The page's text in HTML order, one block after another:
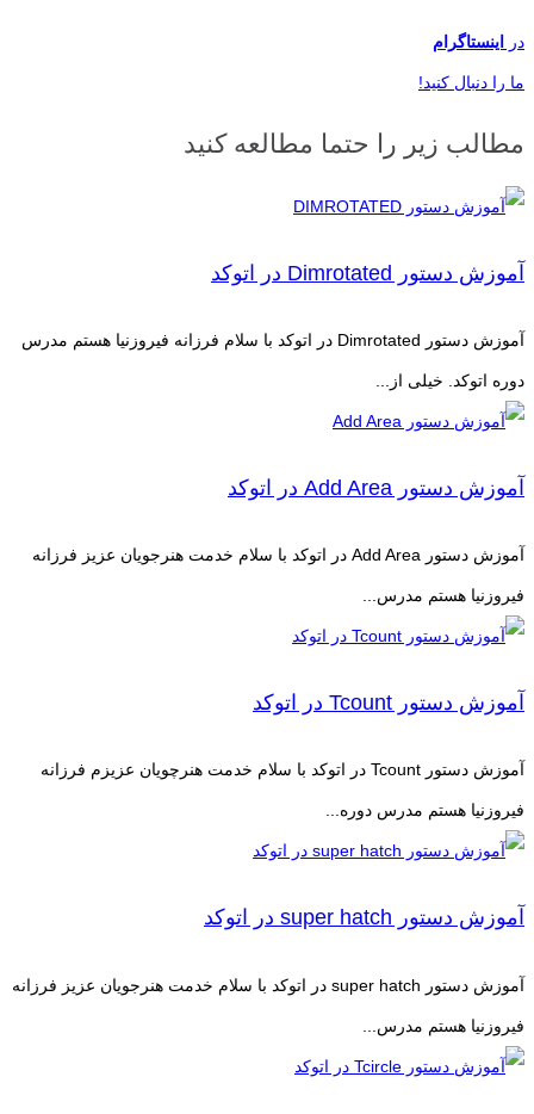
در اینستاگرام
ما را دنبال کنید!
مطالب زیر را حتما مطالعه کنید
آموزش دستور Dimrotated در اتوکد
آموزش دستور Dimrotated در اتوکد با سلام فرزانه فیروزنیا هستم مدرس
دوره اتوکد. خیلی از...
آموزش دستور Add Area در اتوکد
آموزش دستور Add Area در اتوکد با سلام خدمت هنرجویان عزیز فرزانه
فیروزنیا هستم مدرس...
آموزش دستور Tcount در اتوکد
آموزش دستور Tcount در اتوکد با سلام خدمت هنرچویان عزیزم فرزانه
فیروزنیا هستم مدرس دوره...
آموزش دستور super hatch در اتوکد
آموزش دستور super hatch در اتوکد با سلام خدمت هنرجویان عزیز فرزانه
فیروزنیا هستم مدرس...